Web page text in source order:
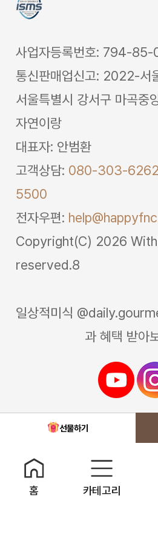
홈 카테고리
선물하기
사업자등록번호: 794-
통신판매업신고: 2022-서
서울특별시 강서구 마곡
자연이랑
대표자: 안범환
고객상담: 080-303-
5500
전자우편:
Copyright(C) 2026
reserved.8
일상적미식
과 혜택 받아